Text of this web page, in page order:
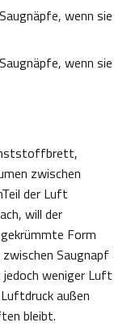
wenn sie
wenn sie
zwischen
der Luft
will der
Form
Saugnapf
weniger Luft
außen
bleibt.